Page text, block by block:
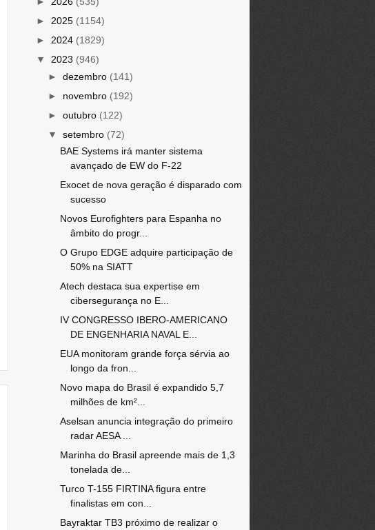
► 2025 (1154)
► 2024 (1829)
▼ 2023 (946)
► dezembro (141)
► novembro (192)
► outubro (122)
▼ setembro (72)
BAE Systems irá manter sistema
avançado de EW do F-22
Exocet de nova geração é disparado com
sucesso
Novos Eurofighters para Espanha no
âmbito do progr...
O Grupo EDGE adquire participação de
50% na SIATT
Atech destaca sua expertise em
cibersegurança no E...
IV CONGRESSO IBERO-AMERICANO
DE ENGENHARIA NAVAL E...
EUA monitoram grande força sérvia ao
longo da fron...
Novo mapa do Brasil é expandido 5,7
milhões de km²...
Aselsan anuncia integração do primeiro
radar AESA ...
Marinha do Brasil apreende mais de 1,3
tonelada de...
Turco T-155 FIRTINA figura entre
finalistas em con...
Bayraktar TB3 próximo de realizar o